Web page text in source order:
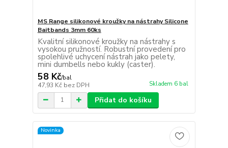
MS Range silikonové kroužky na nástrahy Silicone
Baitbands 3mm 60ks
Kvalitní silikonové kroužky na nástrahy s
vysokou pružností. Robustní provedení pro
spolehlivé uchycení nástrah jako pelety,
mini dumbells nebo kukly (caster).
58 Kč/bal
47,93 Kč bez DPH Skladem 6 bal
Přidat do košíku
Novinka